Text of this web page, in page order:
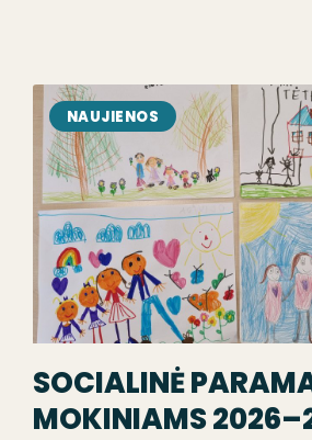
NAUJIENOS
SOCIALINĖ
MOKINIAMS